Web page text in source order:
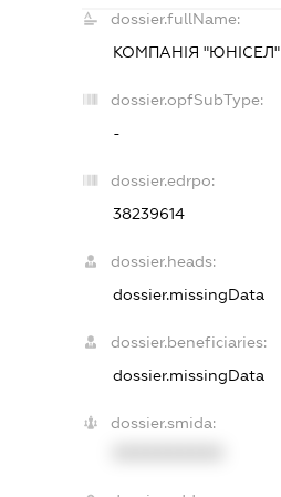
dossier.fullName:
КОМПАНІЯ "ЮНІСЕЛ"
dossier.opfSubType:
-
dossier.edrpo:
38239614
dossier.heads:
dossier.missingData
dossier.beneficiaries:
dossier.missingData
dossier.smida: